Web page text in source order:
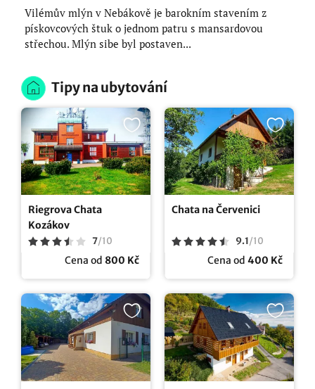
Vilémův mlýn v Nebákově je barokním stavením z
pískovcových štuk o jednom patru s mansardovou
střechou. Mlýn sibe byl postaven...
Tipy na ubytování
Riegrova Chata
Kozákov
7/10
Cena od 800 Kč
Chata na Červenici
9.1/10
Cena od 400 Kč